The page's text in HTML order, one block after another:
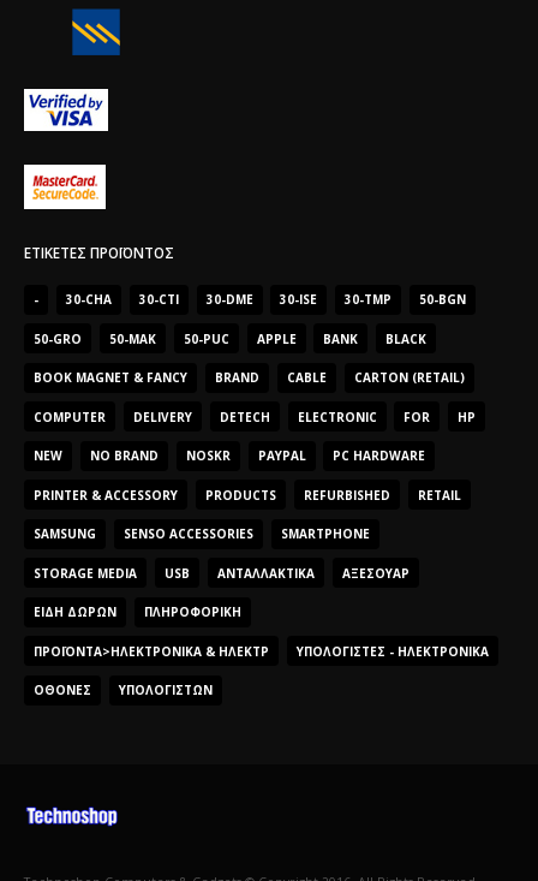
ΕΤΙΚΈΤΕΣ ΠΡΟΪΌΝΤΟΣ
- 30-CHA 30-CTI 30-DME 30-ISE 30-TMP 50-BGN
50-GRO 50-MAK 50-PUC APPLE BANK BLACK
BOOK MAGNET & FANCY BRAND CABLE CARTON (RETAIL)
COMPUTER DELIVERY DETECH ELECTRONIC FOR HP
NEW NO BRAND NOSKR PAYPAL PC HARDWARE
PRINTER & ACCESSORY PRODUCTS REFURBISHED RETAIL
SAMSUNG SENSO ACCESSORIES SMARTPHONE
STORAGE MEDIA USB ΑΝΤΑΛΛΑΚΤΙΚΆ ΑΞΕΣΟΥΆΡ
ΕΊΔΗ ΔΏΡΩΝ ΠΛΗΡΟΦΟΡΙΚΉ
ΠΡΟΪΌΝΤΑ>ΗΛΕΚΤΡΟΝΙΚΆ & ΗΛΕΚΤΡ ΥΠΟΛΟΓΙΣΤΈΣ - ΗΛΕΚΤΡΟΝΙΚΆ
ΟΘΌΝΕΣ ΥΠΟΛΟΓΙΣΤΏΝ